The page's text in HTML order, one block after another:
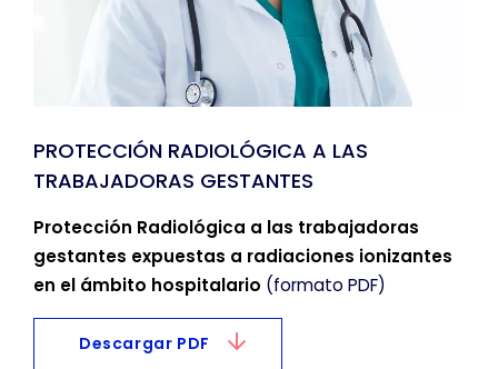
PROTECCIÓN RADIOLÓGICA A LAS
TRABAJADORAS GESTANTES
Protección Radiológica a las trabajadoras
gestantes expuestas a radiaciones ionizantes
en el ámbito hospitalario (formato PDF)
Descargar PDF
HABILITAR TODO RECHAZAR TODO
Estas cookies son necesarias para que el sitio
web funcione y no se pueden desactivar en
nuestros sistemas. Puede configurar su
navegador para bloquear o alertar sobre estas
cookies, pero alguna áreas del sitio no
funcionarán. Estas cookies no almacenan
ninguna información de identificación personal.